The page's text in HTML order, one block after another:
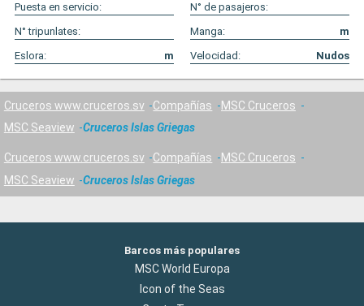
Puesta en servicio:
N° de pasajeros:
N° tripunlates:
Manga:
m
Eslora:
m Velocidad: Nudos
Cruceros www.cruceros.sv Compañías
MSC Cruceros
MSC Seaview
Cruceros Islas Griegas
Cruceros www.cruceros.sv Compañías
MSC Cruceros
MSC Seaview
Cruceros Islas Griegas
Barcos más populares
MSC World Europa
Icon of the Seas